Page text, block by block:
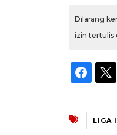
Dilarang
izin tertulis
LIGA